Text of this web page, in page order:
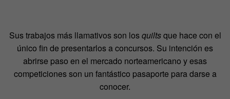
Sus trabajos más llamativos son losquiltsque hace con el
único fin de presentarlos a concursos. Su intención es
abrirse paso en el mercado norteamericano y esas
competiciones son un fantástico pasaporte para darse a
conocer.